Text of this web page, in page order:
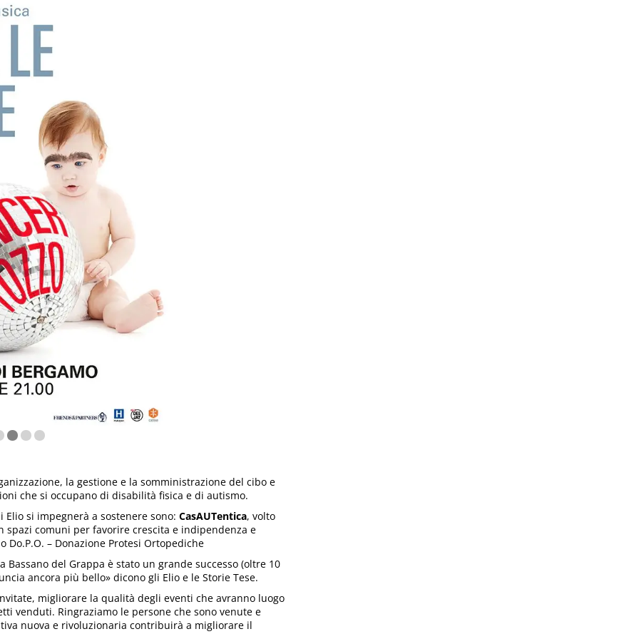
la gestione e la somministrazione del cibo e
che si occupano di disabilità fisica e di autismo.
Elio si impegnerà a sostenere sono: CasAUTentica, volto
comuni per favorire crescita e indipendenza e
Do.P.O. – Donazione Protesi Ortopediche
Bassano del Grappa è stato un grande successo (oltre 10
ancora più bello» dicono gli Elio e le Storie Tese.
migliorare la qualità degli eventi che avranno luogo
venduti. Ringraziamo le persone che sono venute e
nuova e rivoluzionaria contribuirà a migliorare il